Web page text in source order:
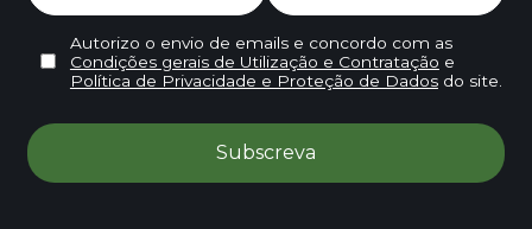
Autorizo o envio de emails e concordo com as
Condições gerais de Utilização e Contratação e
Política de Privacidade e Proteção de Dadosdo site.